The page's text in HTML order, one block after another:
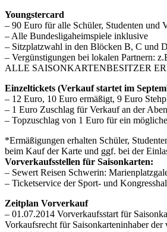
Youngstercard
– 90 Euro für alle Schüler, Studenten und
– Alle Bundesligaheimspiele inklusive
– Sitzplatzwahl in den Blöcken B, C und D
– Vergünstigungen bei lokalen Partnern:
ALLE SAISONKARTENBESITZER
Einzeltickets (Verkauf startet im
– 12 Euro, 10 Euro ermäßigt, 9 Euro
– 1 Euro Zuschlag für Verkauf an der
– Topzuschlag von 1 Euro für ein
*Ermäßigungen erhalten Schüler,
beim Kauf der Karte und ggf. bei der
Vorverkaufsstellen für Saisonkarten:
– Sewert Reisen Schwerin:
– Ticketservice der Sport- und
Zeitplan Vorverkauf
– 01.07.2014 Vorverkaufsstart für
Vorkaufsrecht für Saisonkarteninhaber der